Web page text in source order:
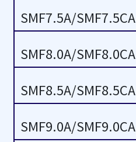
11.4
12.20
12.4
12.40
SMF7.5A/SMF7.5CA
SMF8.0A/SMF8.0CA
SMF8.5A/SMF8.5CA
SMF9.0A/SMF9.0CA